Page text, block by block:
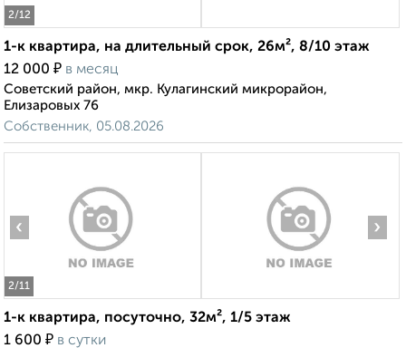
2/12
1-к квартира, на длительный срок, 26м², 8/10 этаж
12 000 ₽ в месяц
Советский район, мкр. Кулагинский микрорайон,
Елизаровых 76
Собственник, 05.08.2026
2/11
‹ ›
1-к квартира, посуточно, 32м², 1/5 этаж
1 600 ₽ в сутки